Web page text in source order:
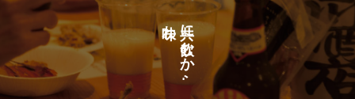
に
む
か
ら
わ
え